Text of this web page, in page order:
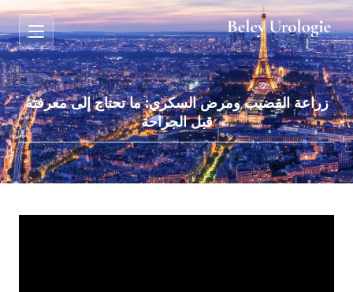
زراعة القضيب ومرض السكري: ما تحتاج إلى معرفته
قبل الجراحة